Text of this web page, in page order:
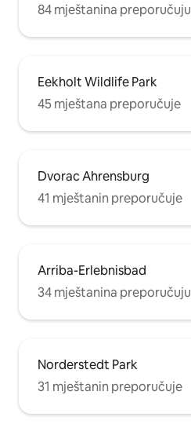
84 mještanina preporučuju
Eekholt Wildlife Park
45 mještana preporučuje
Dvorac Ahrensburg
41 mještanin preporučuje
Arriba-Erlebnisbad
34 mještanina preporučuju
Norderstedt Park
31 mještanin preporučuje